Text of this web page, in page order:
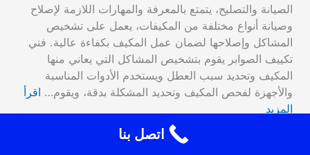
الصيانة والتصليح، يتمتع بالمعرفة والمهارات اللازمة لإصلاح
وصيانة أنواع مختلفة من المكيفات، يعمل على تشخيص
المشاكل وإصلاحها لضمان عمل المكيف بكفاءة عالية. فني
تكييف الصوابر يقوم بتشخيص المشاكل التي يعاني منها
المكيف وتحديد سبب العطل ويستخدم الأدوات المناسبة
والأجهزة لفحص المكيف وتحديد المشكلة بدقة، ويقوم… اقرأ
المزيد
اتصل بنا